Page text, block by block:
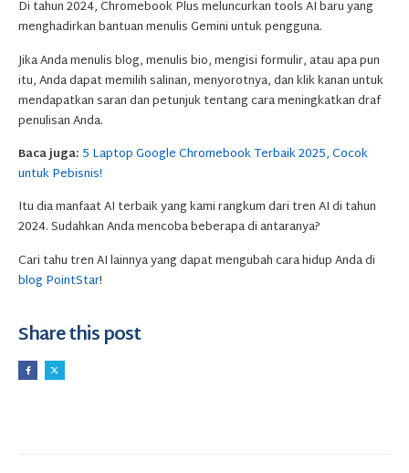
Di tahun 2024, Chromebook Plus meluncurkan tools AI baru yang
menghadirkan bantuan menulis Gemini untuk pengguna.
Jika Anda menulis blog, menulis bio, mengisi formulir, atau apa pun
itu, Anda dapat memilih salinan, menyorotnya, dan klik kanan untuk
mendapatkan saran dan petunjuk tentang cara meningkatkan draf
penulisan Anda.
Baca juga: 5 Laptop Google Chromebook Terbaik 2025, Cocok
untuk Pebisnis!
Itu dia manfaat AI terbaik yang kami rangkum dari tren AI di tahun
2024. Sudahkan Anda mencoba beberapa di antaranya?
Cari tahu tren AI lainnya yang dapat mengubah cara hidup Anda di
blog PointStar!
Share this post